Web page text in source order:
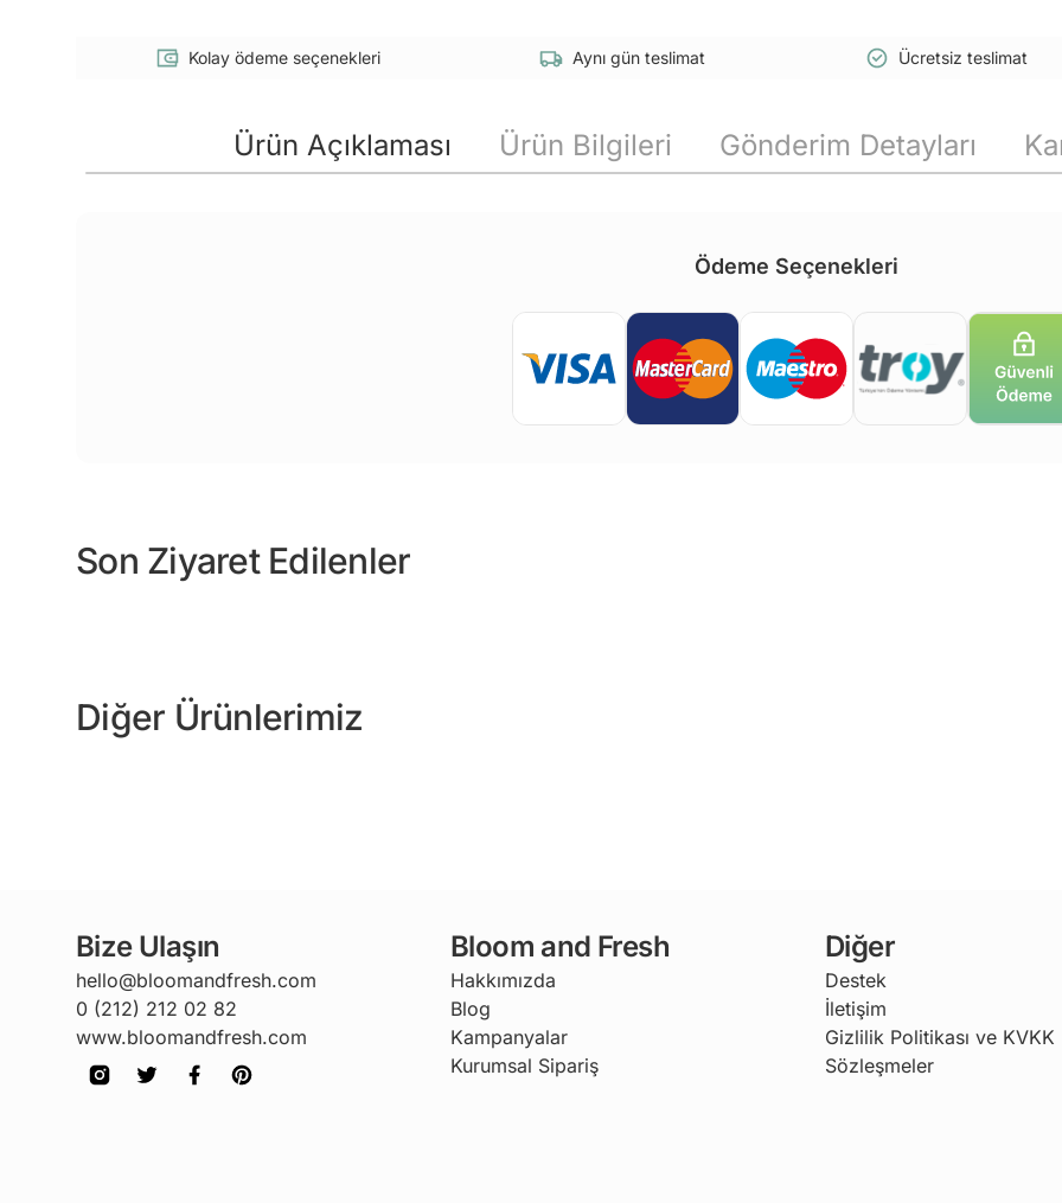
Kolay ödeme seçenekleri Aynı gün teslimat Ücretsiz teslimat
Ürün Açıklaması Ürün Bilgileri Gönderim Detayları
Ödeme Seçenekleri
Son Ziyaret Edilenler
Diğer Ürünlerimiz
Bize Ulaşın
hello@bloomandfresh.com
0 (212) 212 02 82
www.bloomandfresh.com
Bloom and Fresh
Hakkımızda
Blog
Kampanyalar
Kurumsal Sipariş
Diğer
Destek
İletişim
Gizlilik Politikası ve KVKK
Sözleşmeler